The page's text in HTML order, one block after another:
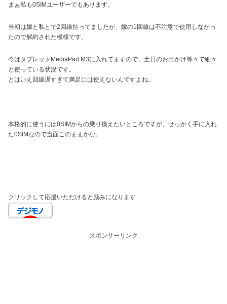
まぁ私も0SIMユーザーでもあります。
当初は嫁と私とで2回線持ってましたが、嫁の1回線は不注意で使用しなかっ
たので解約された模様です。
今はタブレットMediaPad M3に入れてますので、土日のお出かけ等々で細々
と使っている状況です。
とはいえ回線遅すぎて満足には使えないんですよね。
本格的に使うには0SIMからの乗り換えたいところですが、せっかく手に入れ
た0SIMなので当面このままかな。
クリックして応援いただけると励みになります
スポンサーリンク